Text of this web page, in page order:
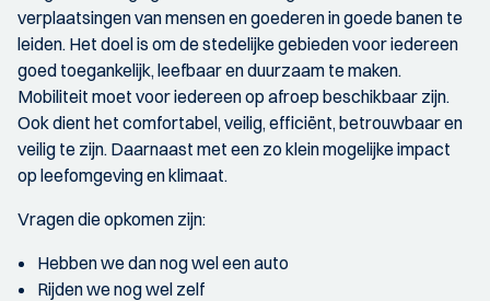
verplaatsingen van mensen en goederen in goede banen te
leiden. Het doel is om de stedelijke gebieden voor iedereen
goed toegankelijk, leefbaar en duurzaam te maken.
Mobiliteit moet voor iedereen op afroep beschikbaar zijn.
Ook dient het comfortabel, veilig, efficiënt, betrouwbaar en
veilig te zijn. Daarnaast met een zo klein mogelijke impact
op leefomgeving en klimaat.
Vragen die opkomen zijn:
Hebben we dan nog wel een auto
Rijden we nog wel zelf